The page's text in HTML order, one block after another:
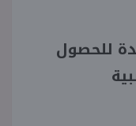
للحصول